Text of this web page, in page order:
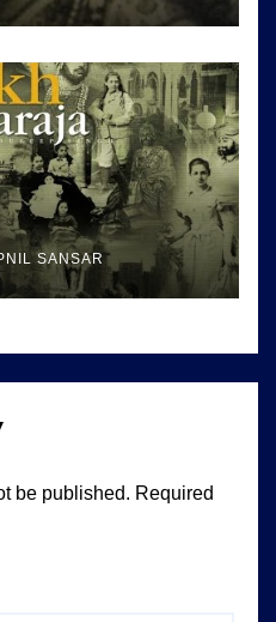
SANSAR
be published. Required